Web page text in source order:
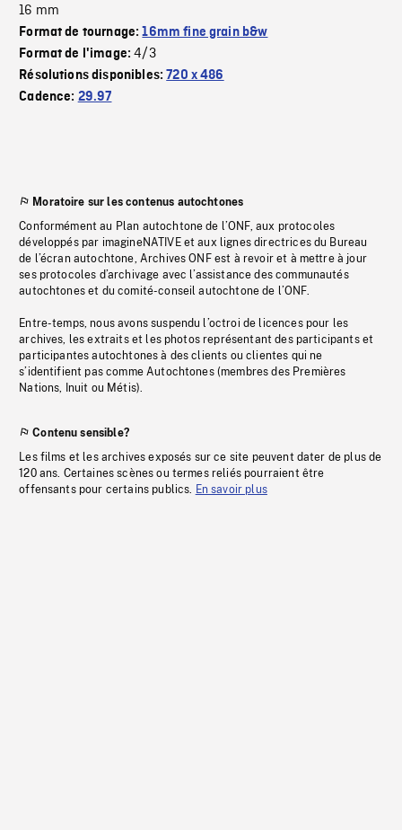
16 mm
Format de tournage:16mm fine grain b&w
Format de l'image:4/3
Résolutions disponibles:720 x 486
Cadence: 29.97
Moratoire sur les contenus autochtones
Conformément au Plan autochtone de l’ONF, aux protocoles
développés par imagineNATIVE et aux lignes directrices du Bureau
de l’écran autochtone, Archives ONF est à revoir et à mettre à jour
ses protocoles d’archivage avec l’assistance des communautés
autochtones et du comité-conseil autochtone de l’ONF.
Entre-temps, nous avons suspendu l’octroi de licences pour les
archives, les extraits et les photos représentant des participants et
participantes autochtones à des clients ou clientes qui ne
s’identifient pas comme Autochtones (membres des Premières
Nations, Inuit ou Métis).
Contenu sensible?
Les films et les archives exposés sur ce site peuvent dater de plus de
120 ans. Certaines scènes ou termes reliés pourraient être
offensants pour certains publics. En savoir plus